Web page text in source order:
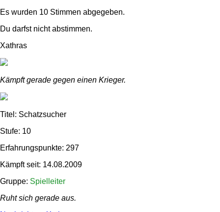
Es wurden 10 Stimmen abgegeben.
Du darfst nicht abstimmen.
Xathras
Kämpft gerade gegen einen Krieger.
Titel: Schatzsucher
Stufe: 10
Erfahrungspunkte: 297
Kämpft seit: 14.08.2009
Gruppe: Spielleiter
Ruht sich gerade aus.